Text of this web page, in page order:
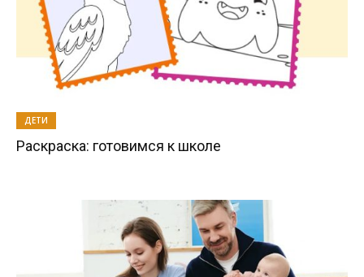
ДЕТИ
Раскраска: готовимся к школе